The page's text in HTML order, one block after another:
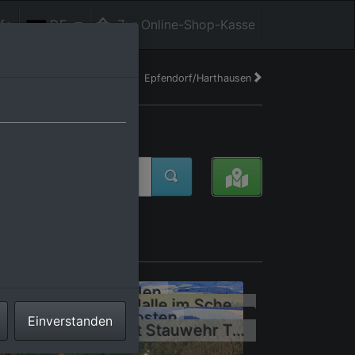
DE Zur Online-Shop-Kasse
Epfendorf/Harthausen
aus Norden
Landwirtschafliche Halle im Schenkbachtal
aus Südosten
Dorf im Neckartal mit Stauwehr Talhausen
Einverstanden